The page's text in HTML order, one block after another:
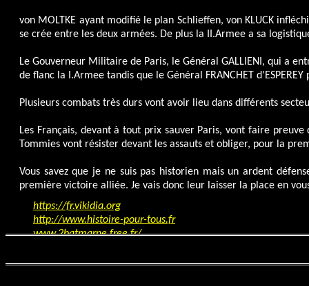
von MOLTKE ayant modifié le plan Schlieffen, von KLUCK
se crée entre les deux armées. De plus la II.Armee a sa
Le Gouverneur Militaire de Paris, le Général GALLIENI, qui a
de flanc la I.Armee tandis que le Général FRANCHET
Plusieurs combats très durs vont avoir lieu dans différents
Les Français, devant à tout prix sauver Paris, vont faire
Tommies vont résister devant les assauts et obliger, pour la
Vous savez que je ne suis pas historien mais un ardent
première victoire alliée. Je vais donc leur laisser la place en
https://fr.vikidia.org
http://www.histoire-pour-tous.fr
www.2batmarne.free.fr/
www.wikipedia.org